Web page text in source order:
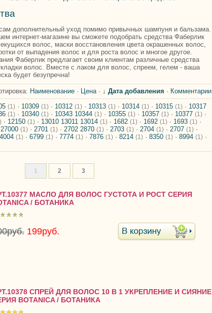
дополнительный уход помимо привычных шампуня и бальзама.
интернет-магазине вы сможете подобрать средства Фаберлик
волос, маски восстановления цвета окрашенных волос,
от выпадения волос и для роста волос и многое другое.
Фаберлик предлагает своим клиентам различные средства
волос. Вместе с лаком для волос, спреем, гелем - ваша
будет безупречна!
Наименование · Цена· ↓ Дата добавления · Комментарии
(1) · 10309 (1) · 10312 (1) · 10313 (1) · 10314 (1) · 10315 (1) · 10317
(1) · 10340 (1) · 10343 10344 (1) · 10355 (1) · 10357 (1) · 10377 (1) ·
· 12150 (1) · 13010 13011 13014 (1) · 1682 (1) · 1692 (1) · 1693 (1) ·
27000 (1) · 2701 (1) · 2702 2870 (1) · 2703 (1) · 2704 (1) · 2707 (1) ·
(1) · 6799 (1) · 7774 (1) · 7876 (1) · 8214 (1) · 8350 (1) · 8994 (1) ·
1 2 3
МАСЛО ДЛЯ ВОЛОС ГУСТОТА И РОСТ СЕРИЯ
/ БОТАНИКА
199руб.
СПРЕЙ ДЛЯ ВОЛОС 10 В 1 УКРЕПЛЕНИЕ И СИЯНИЕ
BOTANICA / БОТАНИКА